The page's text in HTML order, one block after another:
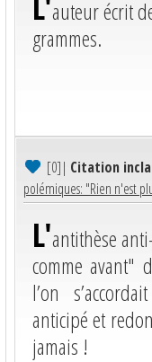
auteur écrit
grammes.
[0]| Citation
polémiques: "Rien n'est
L'antithèse
comme avant"
l’on
anticipé et
jamais !